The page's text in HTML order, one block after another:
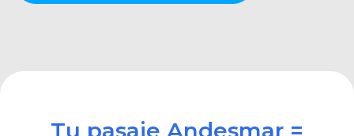
Tu pasaje Andesmar =